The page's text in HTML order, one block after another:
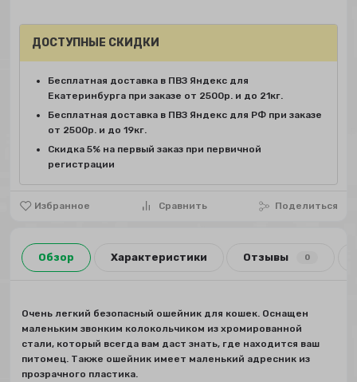
Избранное Сравнить Поделиться
ДОСТУПНЫЕ СКИДКИ
Бесплатная доставка в ПВЗ Яндекс для
Екатеринбурга при заказе от 2500р. и до 21кг.
Бесплатная доставка в ПВЗ Яндекс для РФ при заказе
от 2500р. и до 19кг.
Скидка 5% на первый заказ при первичной
регистрации
Обзор Характеристики Отзывы 0
Очень легкий безопасный ошейник для кошек. Оснащен
маленьким звонким колокольчиком из хромированной
стали, который всегда вам даст знать, где находится ваш
питомец. Также ошейник имеет маленький адресник из
прозрачного пластика.